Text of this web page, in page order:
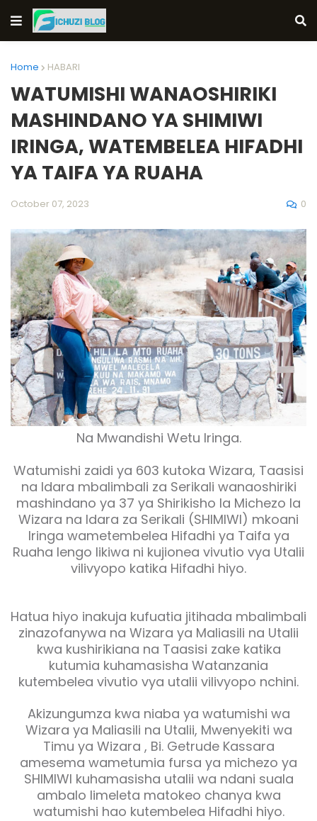
Home HABARI
WATUMISHI WANAOSHIRIKI
MASHINDANO YA SHIMIWI
IRINGA, WATEMBELEA HIFADHI
YA TAIFA YA RUAHA
October 07, 2023 0
Na Mwandishi Wetu Iringa.
Watumishi zaidi ya 603 kutoka Wizara, Taasisi
na Idara mbalimbali za Serikali wanaoshiriki
mashindano ya 37 ya Shirikisho la Michezo la
Wizara na Idara za Serikali (SHIMIWI) mkoani
Iringa wametembelea Hifadhi ya Taifa ya
Ruaha lengo likiwa ni kujionea vivutio vya Utalii
vilivyopo katika Hifadhi hiyo.
Hatua hiyo inakuja kufuatia jitihada mbalimbali
zinazofanywa na Wizara ya Maliasili na Utalii
kwa kushirikiana na Taasisi zake katika
kutumia kuhamasisha Watanzania
kutembelea vivutio vya utalii vilivyopo nchini.
Akizungumza kwa niaba ya watumishi wa
Wizara ya Maliasili na Utalii, Mwenyekiti wa
Timu ya Wizara , Bi. Getrude Kassara
amesema wametumia fursa ya michezo ya
SHIMIWI kuhamasisha utalii wa ndani suala
ambalo limeleta matokeo chanya kwa
watumishi hao kutembelea Hifadhi hiyo.